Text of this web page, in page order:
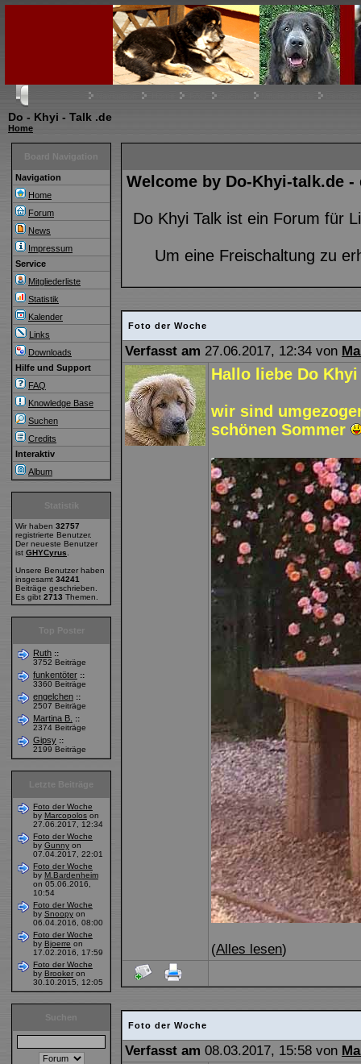
Do - Khyi - Talk .de
Home
Navigation
Home
Forum
News
Impressum
Service
Mitgliederliste
Statistik
Kalender
Links
Downloads
Hilfe und Support
FAQ
Knowledge Base
Suchen
Credits
Interaktiv
Album
Wir haben 32757
registrierte Benutzer.
Der neueste Benutzer
ist GHYCyrus
Unsere Benutzer haben
insgesamt 34241
Beiträge geschrieben.
Es gibt 2713 Themen.
Ruth ::
3752 Beiträge
funkentöter ::
3360 Beiträge
engelchen ::
2507 Beiträge
Martina B.
::
2374 Beiträge
Gipsy ::
2199 Beiträge
Foto der Woche
by Marcopolos on
27.06.2017, 12:34
Foto der Woche
by Gunny on
07.04.2017, 22:01
Foto der Woche
by M.Bardenheim
on 05.06.2016,
10:54
Foto der Woche
by Snoopy on
06.04.2016, 08:00
Foto der Woche
by Bjoerre on
17.02.2016, 17:59
Foto der Woche
by Brooker on
30.10.2015, 12:05
Welcome by Do-Khyi-talk.de
Do Khyi Talk ist ein Forum für
Um eine Freischaltung zu
Foto der Woche
Verfasst am 27.06.2017, 12:34 von
Hallo liebe Do
wir sind
schönen Sommer
(Alles lesen)
Foto der Woche
Verfasst am 08.03.2017, 15:58 von